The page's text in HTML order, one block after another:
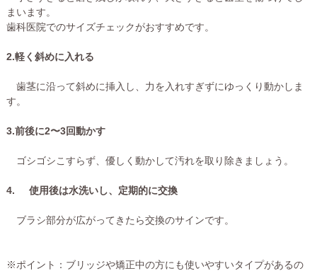
まいます。
歯科医院でのサイズチェックがおすすめです。
2.軽く斜めに入れる
歯茎に沿って斜めに挿入し、力を入れすぎずにゆっくり動かしま
す。
3.前後に2〜3回動かす
ゴシゴシこすらず、優しく動かして汚れを取り除きましょう。
4. 使用後は水洗いし、定期的に交換
ブラシ部分が広がってきたら交換のサインです。
※ポイント：ブリッジや矯正中の方にも使いやすいタイプがあるの